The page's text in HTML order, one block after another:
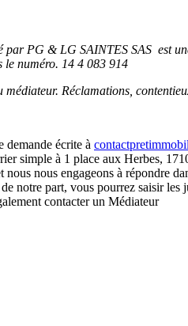
PG & LG SAINTES SAS est
le numéro. 14 4 083 914
Réclamations,
demande écrite à
simple à 1 place aux Herbes,
nous engageons à répondre
notre part, vous pourrez saisir
contacterun Médiateur